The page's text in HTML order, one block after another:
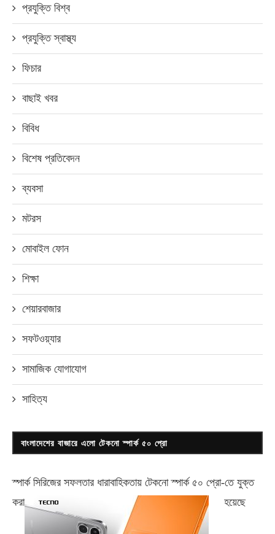
প্রযুক্তি বিশ্ব
প্রযুক্তি স্বাস্থ্য
ফিচার
বাছাই খবর
বিবিধ
বিশেষ প্রতিবেদন
ব্যবসা
মটরস
মোবাইল ফোন
শিক্ষা
শেয়ারবাজার
সফটওয়্যার
সামাজিক যোগাযোগ
সাহিত্য
বাংলাদেশের বাজারে এলো টেকনো স্পার্ক ৫০ প্রো
স্পার্ক সিরিজের সফলতার ধারাবাহিকতায় টেকনোস্পার্ক ৫০ প্রো-তে যুক্ত
করা
হয়েছে